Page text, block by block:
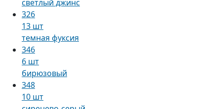
светлый джинс
326
13 шт
темная фуксия
346
6 шт
бирюзовый
348
10 шт